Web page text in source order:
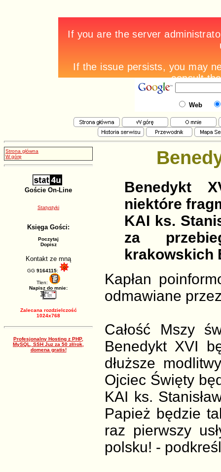
Web
Strona główna
W górę
Goście On-Line
Statystyki
Księga Gości:
Poczytaj
Dopisz
Kontakt ze mną
GG 9164115:
Tlen:
Napisz do mnie:
Zalecana rozdzielczość
1024x768
Profesjonalny Hosting z PHP,
MySQL, SSH Juz za 50 zł/rok,
domena gratis!
Benedykt
niektóre
KAI ks.
za
krakowskich
Kapłan
odmawiane
Całość Mszy
Benedykt XVI
dłuższe
Ojciec Święty
KAI ks.
Papież będzie
raz pierwszy
polsku! -